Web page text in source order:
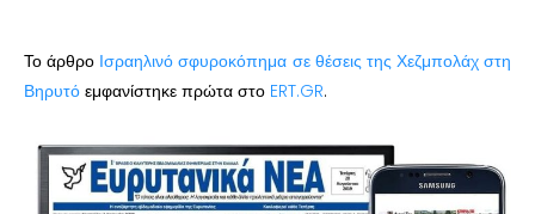
Το άρθρο Ισραηλινό σφυροκόπημα σε θέσεις της Χεζμπολάχ στη
Βηρυτό εμφανίστηκε πρώτα στο ERT.GR.